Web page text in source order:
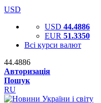
USD
USD 44.4886
EUR 51.3350
Всі курси валют
44.4886
Авторизація
Пошук
RU